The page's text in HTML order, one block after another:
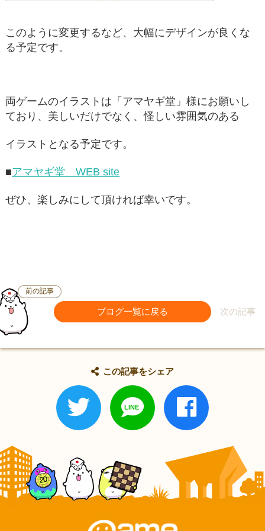
このように変更するなど、大幅にデザインが良くな
る予定です。
両ゲームのイラストは「アマヤギ堂」様にお願いし
ており、美しいだけでなく、怪しい雰囲気のある
イラストとなる予定です。
■アマヤギ堂 WEB site
ぜひ、楽しみにして頂ければ幸いです。
前の記事
ブログ一覧に戻る 次の記事
この記事をシェア